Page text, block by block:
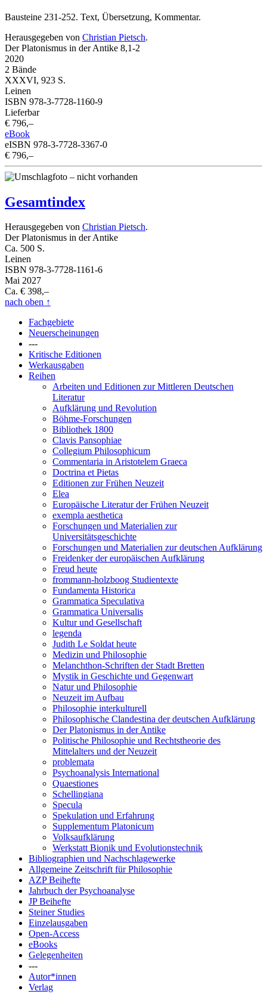
Bausteine 231-252. Text, Übersetzung, Kommentar.
Herausgegeben von Christian Pietsch.
Der Platonismus in der Antike 8,1-2
2020
2 Bände
XXXVI, 923 S.
Leinen
ISBN 978-3-7728-1160-9
Lieferbar
€ 796,–
eBook
eISBN 978-3-7728-3367-0
€ 796,–
Gesamtindex
Herausgegeben von Christian Pietsch.
Der Platonismus in der Antike
Ca. 500 S.
Leinen
ISBN 978-3-7728-1161-6
Mai 2027
Ca. € 398,–
nach oben ↑
Fachgebiete
Neuerscheinungen
---
Kritische Editionen
Werkausgaben
Reihen
Arbeiten und Editionen zur Mittleren Deutschen
Literatur
Aufklärung und Revolution
Böhme-Forschungen
Bibliothek 1800
Clavis Pansophiae
Collegium Philosophicum
Commentaria in Aristotelem Graeca
Doctrina et Pietas
Editionen zur Frühen Neuzeit
Elea
Europäische Literatur der Frühen Neuzeit
exempla aesthetica
Forschungen und Materialien zur
Universitätsgeschichte
Forschungen und Materialien zur deutschen Aufklärung
Freidenker der europäischen Aufklärung
Freud heute
frommann-holzboog Studientexte
Fundamenta Historica
Grammatica Speculativa
Grammatica Universalis
Kultur und Gesellschaft
legenda
Judith Le Soldat heute
Medizin und Philosophie
Melanchthon-Schriften der Stadt Bretten
Mystik in Geschichte und Gegenwart
Natur und Philosophie
Neuzeit im Aufbau
Philosophie interkulturell
Philosophische Clandestina der deutschen Aufklärung
Der Platonismus in der Antike
Politische Philosophie und Rechtstheorie des
Mittelalters und der Neuzeit
problemata
Psychoanalysis International
Quaestiones
Schellingiana
Specula
Spekulation und Erfahrung
Supplementum Platonicum
Volksaufklärung
Werkstatt Bionik und Evolutionstechnik
Bibliographien und Nachschlagewerke
Allgemeine Zeitschrift für Philosophie
AZP Beihefte
Jahrbuch der Psychoanalyse
JP Beihefte
Steiner Studies
Einzelausgaben
Open-Access
eBooks
Gelegenheiten
---
Autor*innen
Verlag